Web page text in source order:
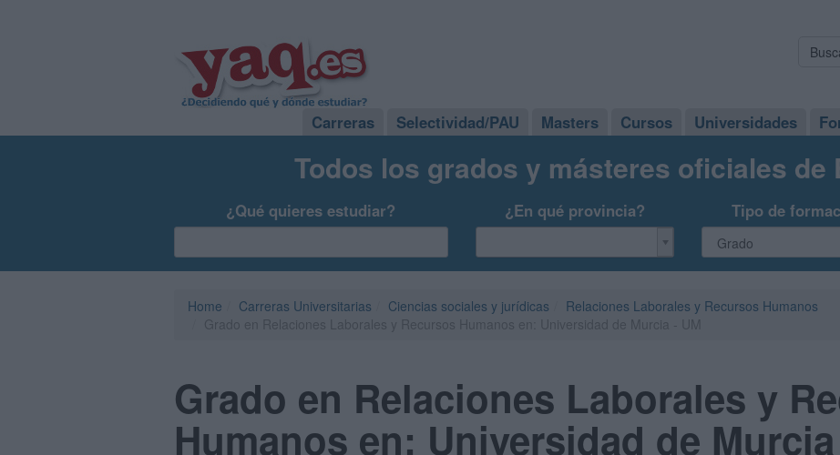
Carreras Selectividad/PAU Masters Cursos Universidades
Todos los grados y másteres oficiales de
¿Qué quieres estudiar? ¿En qué provincia? Tipo de
Home Carreras Universitarias Ciencias sociales y jurídicas
Relaciones Laborales y Recursos Humanos
Grado en Relaciones Laborales y
Humanos en: Universidad de